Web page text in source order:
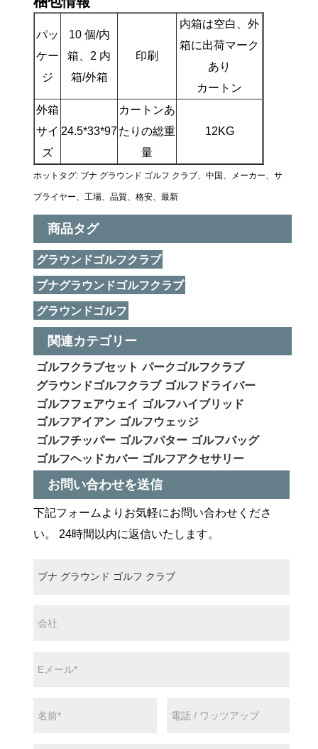
パッ
ケー
ジ
10 個/内
箱、2 内
箱/外箱
印刷
内箱は空白、外
箱に出荷マーク
あり
カートン
外箱
サイ
ズ
24.5*33*97
カートンあ
たりの総重
量
12KG
ホットタグ: ブナ グラウンド ゴルフ クラブ、中国、メーカー、サ
プライヤー、工場、品質、格安、最新
商品タグ
グラウンドゴルフクラブ
ブナグラウンドゴルフクラブ
グラウンドゴルフ
関連カテゴリー
ゴルフクラブセット パークゴルフクラブ
グラウンドゴルフクラブ ゴルフドライバー
ゴルフフェアウェイ ゴルフハイブリッド
ゴルフアイアン ゴルフウェッジ
ゴルフチッパー ゴルフパター ゴルフバッグ
ゴルフヘッドカバー ゴルフアクセサリー
お問い合わせを送信
下記フォームよりお気軽にお問い合わせくださ
い。 24時間以内に返信いたします。